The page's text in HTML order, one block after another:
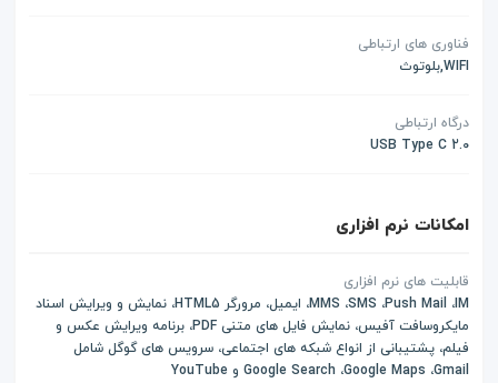
فناوری های ارتباطی
WIFI,بلوتوث
درگاه ارتباطی
USB Type C 2.0
امکانات نرم افزاری
قابلیت های نرم افزاری
MMS ،SMS ،Push Mail ،IM، ایمیل، مرورگر HTML5، نمایش و ویرایش اسناد
مایکروسافت آفیس، نمایش فایل های متنی PDF، برنامه ویرایش عکس و
فیلم، پشتیبانی از انواع شبکه های اجتماعی، سرویس های گوگل شامل
Google Search ،Google Maps ،Gmail و YouTube